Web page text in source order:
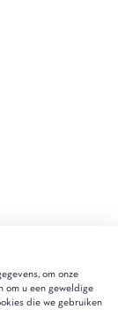
om onze
om u een geweldige
die we gebruiken